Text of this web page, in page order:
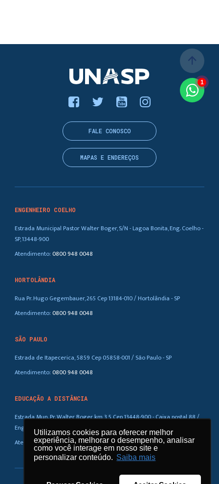
Utilizamos cookies para oferecer melhor
experiência, melhorar o desempenho, analisar
como você interage em nosso site e
personalizar conteúdo. Saiba mais
Utilizamos cookies para oferecer melhor
experiência, melhorar o desempenho, analisar
como você interage em nosso site e
personalizar conteúdo. Saiba mais
ENGENHEIRO COELHO
Estrada Municipal Pastor Walter Boger, S/N - Lagoa Bonita, Eng. Coelho -
SP, 13448-900
Atendimento:0800 948 0048
HORTOLÂNDIA
Rua Pr. Hugo Gegembauer, 265 Cep 13184-010 / Hortolândia - SP
Atendimento:0800 948 0048
SÃO PAULO
Estrada de Itapecerica, 5859 Cep 05858-001 / São Paulo - SP
Atendimento:0800 948 0048
EDUCAÇÃO A DISTÂNCIA
Estrada Mun. Pr. Walter Boger, km 3,5 Cep 13448-900 - Caixa postal 88 /
Eng. Coelho – SP
Atendimento:0800 948 0048
FALE CONOSCO
MAPAS E ENDEREÇOS
arrow_upward
1